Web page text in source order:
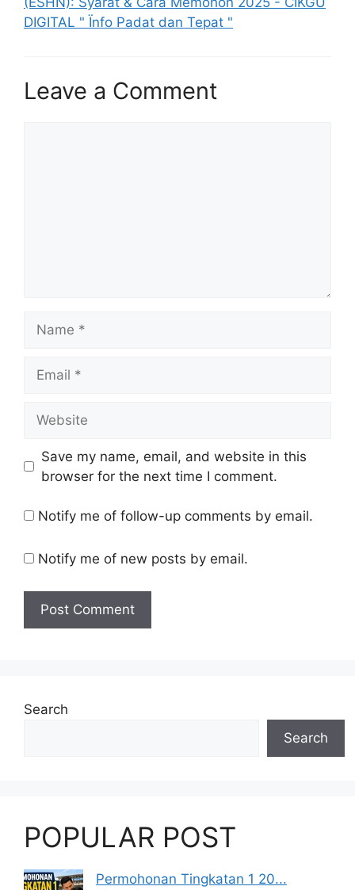
DIGITAL " Ïnfo Padat dan Tepat "
Leave a Comment
Save my name, email, and website in this
browser for the next time I comment.
Notify me of follow-up comments by email.
Notify me of new posts by email.
Search
Search
POPULAR POST
Permohonan Tingkatan 1 20...